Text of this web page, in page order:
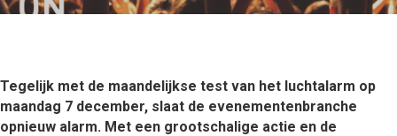
Tegelijk met de maandelijkse test van het luchtalarm op
maandag 7 december, slaat de evenementenbranche
opnieuw alarm. Met een grootschalige actie en de